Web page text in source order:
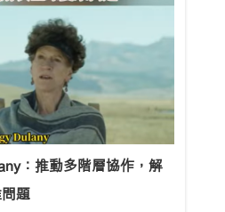
：推動多階層協作，解
題